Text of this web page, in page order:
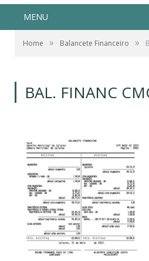
MENU
Home » Balancete Financeiro »
BAL. FINANC